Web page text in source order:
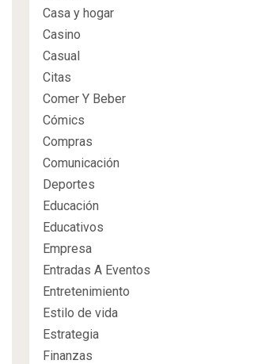
Casa y hogar
Casino
Casual
Citas
Comer Y Beber
Cómics
Compras
Comunicación
Deportes
Educación
Educativos
Empresa
Entradas A Eventos
Entretenimiento
Estilo de vida
Estrategia
Finanzas